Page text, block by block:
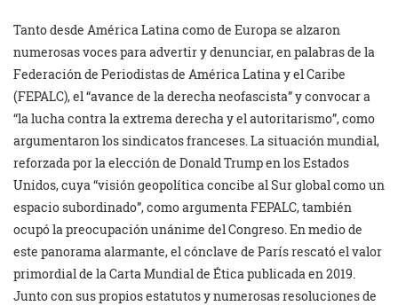
Tanto desde América Latina como de Europa se alzaron
numerosas voces para advertir y denunciar, en palabras de la
Federación de Periodistas de América Latina y el Caribe
(FEPALC), el “avance de la derecha neofascista” y convocar a
“la lucha contra la extrema derecha y el autoritarismo”, como
argumentaron los sindicatos franceses. La situación mundial,
reforzada por la elección de Donald Trump en los Estados
Unidos, cuya “visión geopolítica concibe al Sur global como un
espacio subordinado”, como argumenta FEPALC, también
ocupó la preocupación unánime del Congreso. En medio de
este panorama alarmante, el cónclave de París rescató el valor
primordial de la Carta Mundial de Ética publicada en 2019.
Junto con sus propios estatutos y numerosas resoluciones de